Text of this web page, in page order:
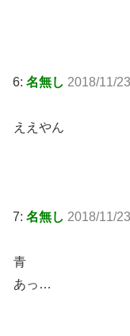
6: 名無し 2018/11/
ええやん
7: 名無し 2018/11/
青
あっ…